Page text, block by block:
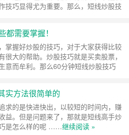
技巧显得尤为重要。那么，短线炒股技
需要掌握！
掌握好炒股的技巧，对于大家获得比较
很大的帮助。炒股技巧就是买卖股票，
意而牟利。那么60分钟短线炒股技巧
实方法很简单的
求的是快进快出，以较短的时间内，赚
益。但是问题来了，那就是短线高手炒
是怎么样的呢 ……继续阅读 »